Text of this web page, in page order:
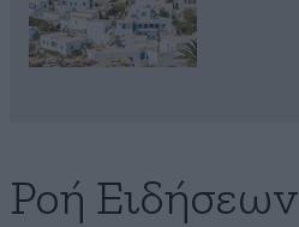
Ροή Ειδήσεων